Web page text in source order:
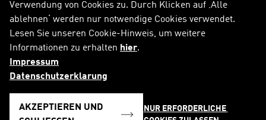
Sitemap
Impressum
Verwendung von Cookies zu. Durch Klicken auf ‚Alle
ablehnen‘ werden nur notwendige Cookies verwendet.
Lesen Sie unseren Cookie-Hinweis, um weitere
Informationen zu erhalten hier.
Impressum
Datenschutzerklarung
AKZEPTIEREN UND
NUR ERFORDERLICHE